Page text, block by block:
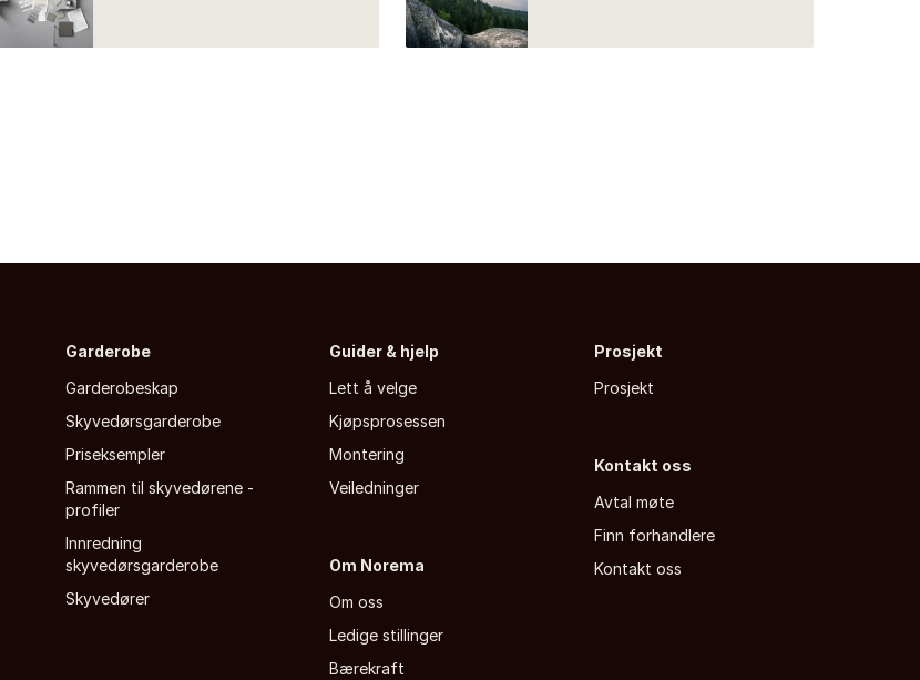
Garderobe
Garderobeskap
Skyvedørsgarderobe
Priseksempler
Rammen til skyvedørene -
profiler
Innredning
skyvedørsgarderobe
Skyvedører
Guider & hjelp
Lett å velge
Kjøpsprosessen
Montering
Veiledninger
Om Norema
Om oss
Ledige stillinger
Bærekraft
Prosjekt
Prosjekt
Kontakt oss
Avtal møte
Finn forhandlere
Kontakt oss